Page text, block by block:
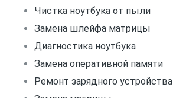
Чистка ноутбука от пыли
Замена шлейфа матрицы
Диагностика ноутбука
Замена оперативной памяти
Ремонт зарядного устройства